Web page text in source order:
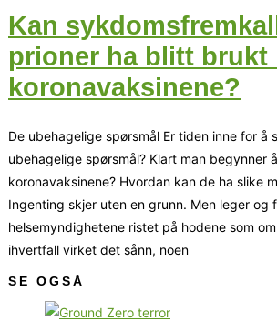
Kan
prioner ha blitt brukt
koronavaksinene?
De ubehagelige spørsmål Er tiden inne for å
ubehagelige spørsmål? Klart man begynner
koronavaksinene? Hvordan kan de ha slike
Ingenting skjer uten en grunn. Men leger og
helsemyndighetene ristet på hodene som
ihvertfall virket det sånn, noen
SE OGSÅ